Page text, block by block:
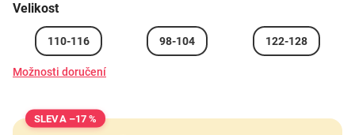
Velikost
110-116 98-104 122-128
Možnosti doručení
–17 %